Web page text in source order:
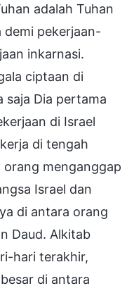
adalah Tuhan
demi pekerjaan-
inkarnasi.
ciptaan di
saja Dia pertama
di Israel
di tengah
orang menganggap
Israel dan
di antara orang
Daud. Alkitab
hari terakhir,
di antara